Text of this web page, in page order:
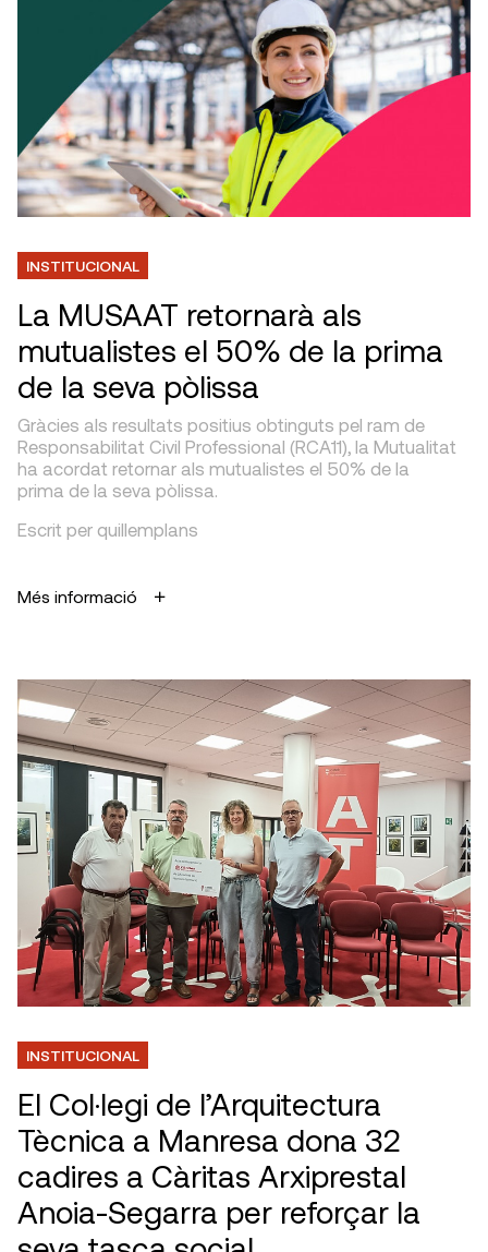
INSTITUCIONAL
La MUSAAT retornarà als
mutualistes el 50% de la prima
de la seva pòlissa
Gràcies als resultats positius obtinguts pel ram de
Responsabilitat Civil Professional (RCA11), la Mutualitat
ha acordat retornar als mutualistes el 50% de la
prima de la seva pòlissa.
Escrit per quillemplans
Més informació
INSTITUCIONAL
El Col·legi de l’Arquitectura
Tècnica a Manresa dona 32
cadires a Càritas Arxiprestal
Anoia-Segarra per reforçar la